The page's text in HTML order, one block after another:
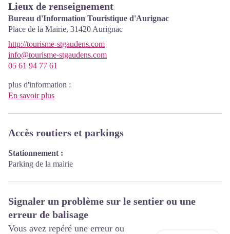
Lieux de renseignement
Bureau d'Information Touristique d'Aurignac
Place de la Mairie, 31420 Aurignac
http://tourisme-stgaudens.com
info@tourisme-stgaudens.com
05 61 94 77 61
plus d'information :
En savoir plus
Accès routiers et parkings
Stationnement :
Parking de la mairie
Signaler un problème sur le sentier ou une
erreur de balisage
Vous avez repéré une erreur ou